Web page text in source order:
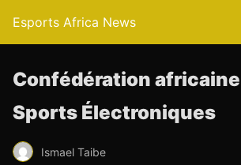
Esports Africa News
Confédération
Sports Électroniques
Ismael Taibe